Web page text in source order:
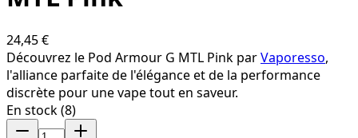
24,45 €
Découvrez le Pod Armour G MTL Pink parVaporesso,
l'alliance parfaite de l'élégance et de la performance
discrète pour une vape tout en saveur.
En stock (8)